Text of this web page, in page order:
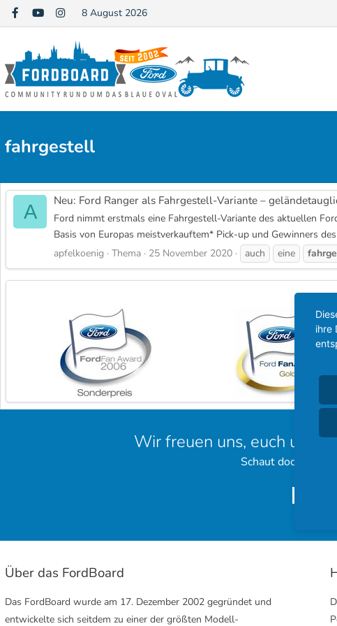
8 August 2026
fahrgestell
A Neu: Ford Ranger als Fahrgestell-Variante –
Ford nimmt erstmals eine Fahrgestell-Variante des aktuellen
Basis von Europas meistverkauftem* Pick-up und Gewinners
apfelkoenig
Thema 25 November 2020 auch eine
Wir freuen uns, euch
Schaut doch
Über das FordBoard
Das FordBoard wurde am 17. Dezember 2002 gegründet und
entwickelte sich seitdem zu einer der größten Modell-
ihre